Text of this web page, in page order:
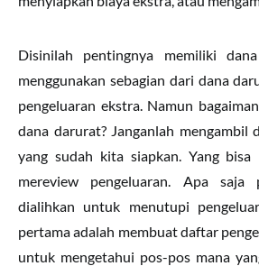
Disinilah pentingnya memiliki
menggunakan sebagian dari dana
pengeluaran ekstra. Namun
dana darurat? Janganlah mengambil
yang sudah kita siapkan. Yang
mereview pengeluaran. Apa saja
dialihkan untuk menutupi
pertama adalah membuat daftar
untuk mengetahui pos-pos mana